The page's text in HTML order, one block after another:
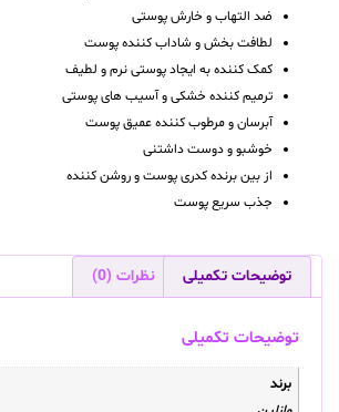
ضد التهاب و خارش پوستی
لطافت بخش و شاداب کننده پوست
کمک کننده به ایجاد پوستی نرم و لطیف
ترمیم کننده خشکی و آسیب های پوستی
آبرسان و مرطوب کننده عمیق پوست
خوشبو و دوست داشتنی
از بین برنده کدری پوست و روشن کننده
جذب سریع پوست
توضیحات تکمیلی نظرات (0)
توضیحات تکمیلی
برند